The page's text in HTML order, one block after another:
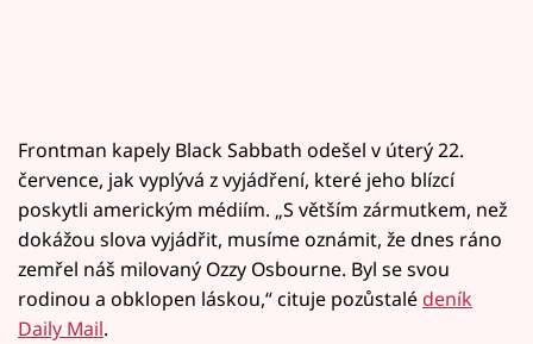
Frontman kapely Black Sabbath odešel v úterý 22.
července, jak vyplývá z vyjádření, které jeho blízcí
poskytli americkým médiím. „S větším zármutkem, než
dokážou slova vyjádřit, musíme oznámit, že dnes ráno
zemřel náš milovaný Ozzy Osbourne. Byl se svou
rodinou a obklopen láskou,“ cituje pozůstalé deník
Daily Mail.